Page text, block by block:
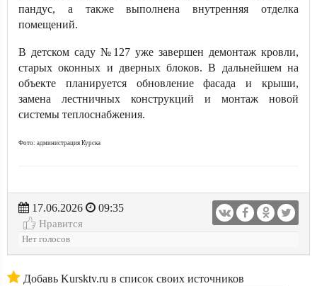
пандус, а также выполнена внутренняя отделка
помещений.
В детском саду №127 уже завершен демонтаж кровли,
старых оконных и дверных блоков. В дальнейшем на
объекте планируется обновление фасада и крыши,
замена лестничных конструкций и монтаж новой
системы теплоснабжения.
Фото: администрация Курска
17.06.2026
09:35
Нравится
Нет голосов
Добавь Kursktv.ru в список своих источников